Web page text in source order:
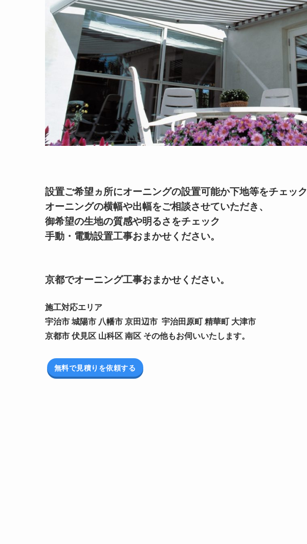
設置ご希望ヵ所にオーニングの設置可能か下地等をチェック
オーニングの横幅や出幅をご相談させていただき、
御希望の生地の質感や明るさをチェック
手動・電動設置工事おまかせください。
京都でオーニング工事おまかせください。
施工対応エリア
宇治市 城陽市 八幡市 京田辺市 宇治田原町 精華町 大津市
京都市 伏見区 山科区 南区 その他もお伺いいたします。
無料で見積りを依頼する